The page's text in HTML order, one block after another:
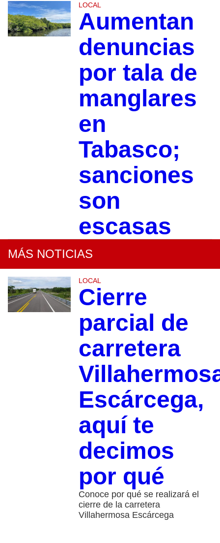
LOCAL
Aumentan
denuncias
por tala de
manglares
en
Tabasco;
sanciones
son
escasas
MÁS NOTICIAS
LOCAL
Cierre
parcial de
carretera
Escárcega,
aquí te
decimos
por qué
Conoce por qué se realizará el
cierre de la carretera
Villahermosa Escárcega